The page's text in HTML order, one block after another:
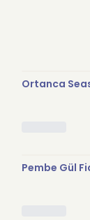
Ortanca
Pembe Gül